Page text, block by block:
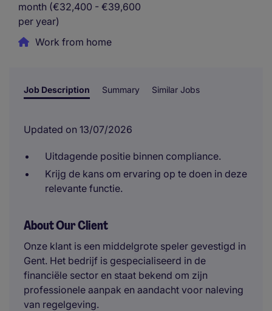
month (€32,400 - €39,600
per year)
Work from home
Job Description Summary Similar Jobs
Updated on 13/07/2026
Uitdagende positie binnen compliance.
Krijg de kans om ervaring op te doen in deze
relevante functie.
About Our Client
Onze klant is een middelgrote speler gevestigd in
Gent. Het bedrijf is gespecialiseerd in de
financiële sector en staat bekend om zijn
professionele aanpak en aandacht voor naleving
van regelgeving.